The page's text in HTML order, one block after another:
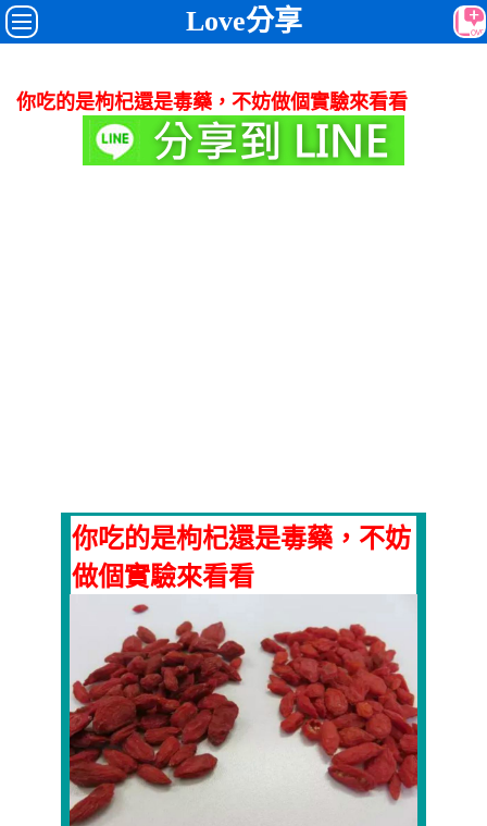
Love分享
你吃的是枸杞還是毒藥，不妨做個實驗來看看
你吃的是枸杞還是毒藥，不妨
做個實驗來看看